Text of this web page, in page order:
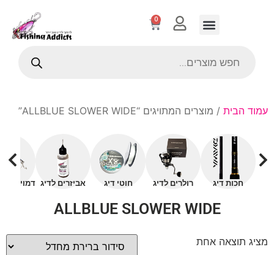
0
עמוד הבית / מוצרים המתויגים “ALLBLUE SLOWER WIDE”
חכות דיג רולרים לדיג חוטי דיג אביזרים לדיג דמויים
ALLBLUE SLOWER WIDE
מציג תוצאה אחת